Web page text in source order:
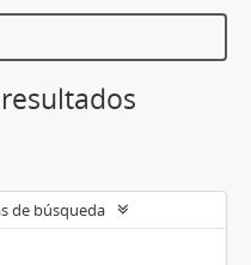
de búsqueda